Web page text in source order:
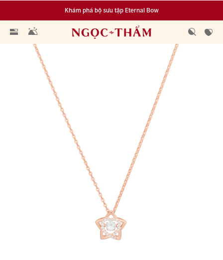
Khám phá bộ sưu tập Eternal Bow
Đa dạng lựa chọn tích luỹ từ 0.1 chỉ vàng 999.9